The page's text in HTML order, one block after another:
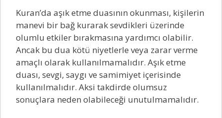
Kuran’da aşık etme duasının okunması, kişilerin
manevi bir bağ kurarak sevdikleri üzerinde
olumlu etkiler bırakmasına yardımcı olabilir.
Ancak bu dua kötü niyetlerle veya zarar verme
amaçlı olarak kullanılmamalıdır. Aşık etme
duası, sevgi, saygı ve samimiyet içerisinde
kullanılmalıdır. Aksi takdirde olumsuz
sonuçlara neden olabileceği unutulmamalıdır.